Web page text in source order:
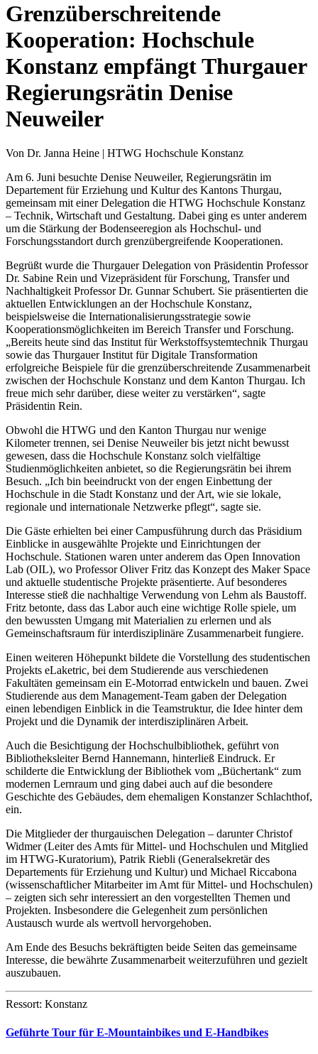
Grenzüberschreitende
Kooperation: Hochschule
Konstanz empfängt Thurgauer
Regierungsrätin Denise
Neuweiler
Von Dr. Janna Heine | HTWG Hochschule Konstanz
Am 6. Juni besuchte Denise Neuweiler, Regierungsrätin im
Departement für Erziehung und Kultur des Kantons Thurgau,
gemeinsam mit einer Delegation die HTWG Hochschule Konstanz
– Technik, Wirtschaft und Gestaltung. Dabei ging es unter anderem
um die Stärkung der Bodenseeregion als Hochschul- und
Forschungsstandort durch grenzübergreifende Kooperationen.
Begrüßt wurde die Thurgauer Delegation von Präsidentin Professor
Dr. Sabine Rein und Vizepräsident für Forschung, Transfer und
Nachhaltigkeit Professor Dr. Gunnar Schubert. Sie präsentierten die
aktuellen Entwicklungen an der Hochschule Konstanz,
beispielsweise die Internationalisierungsstrategie sowie
Kooperationsmöglichkeiten im Bereich Transfer und Forschung.
„Bereits heute sind das Institut für Werkstoffsystemtechnik Thurgau
sowie das Thurgauer Institut für Digitale Transformation
erfolgreiche Beispiele für die grenzüberschreitende Zusammenarbeit
zwischen der Hochschule Konstanz und dem Kanton Thurgau. Ich
freue mich sehr darüber, diese weiter zu verstärken“, sagte
Präsidentin Rein.
Obwohl die HTWG und den Kanton Thurgau nur wenige
Kilometer trennen, sei Denise Neuweiler bis jetzt nicht bewusst
gewesen, dass die Hochschule Konstanz solch vielfältige
Studienmöglichkeiten anbietet, so die Regierungsrätin bei ihrem
Besuch. „Ich bin beeindruckt von der engen Einbettung der
Hochschule in die Stadt Konstanz und der Art, wie sie lokale,
regionale und internationale Netzwerke pflegt“, sagte sie.
Die Gäste erhielten bei einer Campusführung durch das Präsidium
Einblicke in ausgewählte Projekte und Einrichtungen der
Hochschule. Stationen waren unter anderem das Open Innovation
Lab (OIL), wo Professor Oliver Fritz das Konzept des Maker Space
und aktuelle studentische Projekte präsentierte. Auf besonderes
Interesse stieß die nachhaltige Verwendung von Lehm als Baustoff.
Fritz betonte, dass das Labor auch eine wichtige Rolle spiele, um
den bewussten Umgang mit Materialien zu erlernen und als
Gemeinschaftsraum für interdisziplinäre Zusammenarbeit fungiere.
Einen weiteren Höhepunkt bildete die Vorstellung des studentischen
Projekts eLaketric, bei dem Studierende aus verschiedenen
Fakultäten gemeinsam ein E-Motorrad entwickeln und bauen. Zwei
Studierende aus dem Management-Team gaben der Delegation
einen lebendigen Einblick in die Teamstruktur, die Idee hinter dem
Projekt und die Dynamik der interdisziplinären Arbeit.
Auch die Besichtigung der Hochschulbibliothek, geführt von
Bibliotheksleiter Bernd Hannemann, hinterließ Eindruck. Er
schilderte die Entwicklung der Bibliothek vom „Büchertank“ zum
modernen Lernraum und ging dabei auch auf die besondere
Geschichte des Gebäudes, dem ehemaligen Konstanzer Schlachthof,
ein.
Die Mitglieder der thurgauischen Delegation – darunter Christof
Widmer (Leiter des Amts für Mittel- und Hochschulen und Mitglied
im HTWG-Kuratorium), Patrik Riebli (Generalsekretär des
Departements für Erziehung und Kultur) und Michael Riccabona
(wissenschaftlicher Mitarbeiter im Amt für Mittel- und Hochschulen)
– zeigten sich sehr interessiert an den vorgestellten Themen und
Projekten. Insbesondere die Gelegenheit zum persönlichen
Austausch wurde als wertvoll hervorgehoben.
Am Ende des Besuchs bekräftigten beide Seiten das gemeinsame
Interesse, die bewährte Zusammenarbeit weiterzuführen und gezielt
auszubauen.
Ressort: Konstanz
Geführte Tour für E-Mountainbikes und E-Handbikes